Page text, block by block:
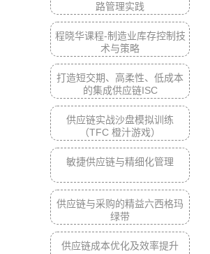
路管理实践
程晓华课程-制造业库存控制技
术与策略
打造短交期、高柔性、低成本
的集成供应链ISC
供应链实战沙盘模拟训练
（TFC 橙汁游戏）
敏捷供应链与精细化管理
供应链与采购的精益六西格玛
绿带
供应链成本优化及效率提升